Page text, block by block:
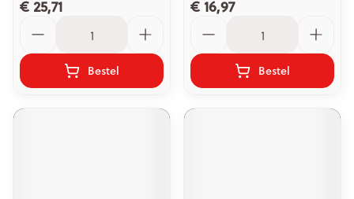
€ 25,71
Bestel
€ 16,97
Bestel